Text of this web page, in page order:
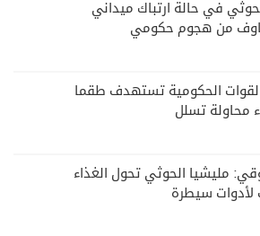
في حالة ارتباك ميداني
من هجوم حكومي
الحكومية تستهدف طقما
محاولة تسلل
مليشيا الحوثي تحول الغذاء
لأدوات سيطرة